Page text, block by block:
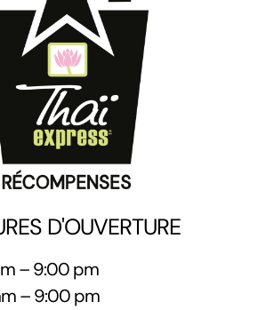
D'OUVERTURE
– 9:00 pm
– 9:00 pm